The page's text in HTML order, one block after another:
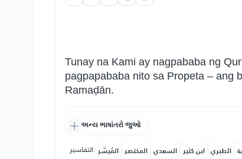
Tunay na Kami ay nagpababa ng
pagpapababa nito sa Propeta – ang
Ramaḍān.
અન્ય ભાષાંતરો જુઓ
التفاسير: المُيسَّر المختصر السعدي ابن كثير الطبري